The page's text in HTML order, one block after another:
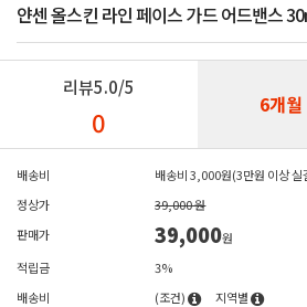
얀센 올스킨 라인 페이스 가드 어드밴스
리뷰5.0/5
0 6개
배송비
배송비 3,000원(3만원 이상 실
정상가
39,000 원
판매가
39,000원
적립금
3%
배송비
(조건) 지역별